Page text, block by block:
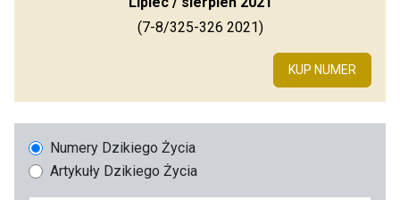
(7-8/325-326 2021)
KUP NUMER
Numery Dzikiego Życia
Artykuły Dzikiego Życia